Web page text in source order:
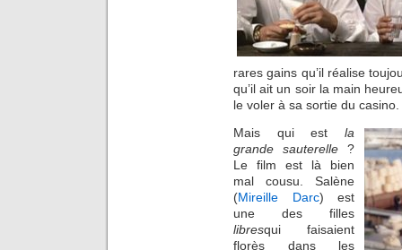
rares gains qu’il réalise
qu’il ait un soir la main
le voler à sa sortie du
Mais qui est la
grande sauterelle ?
Le film est là bien
mal cousu. Salène
(Mireille Darc) est
une des filles
libresqui faisaient
florès dans les